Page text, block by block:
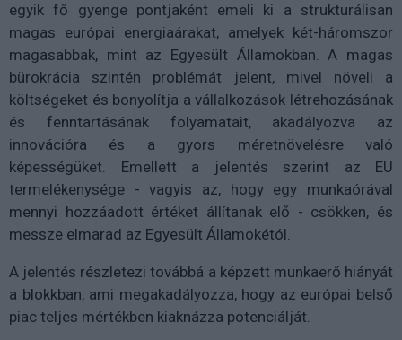
egyik fő gyenge pontjaként emeli ki a strukturálisan
magas európai energiaárakat, amelyek két-háromszor
magasabbak, mint az Egyesült Államokban. A magas
bürokrácia szintén problémát jelent, mivel növeli a
költségeket és bonyolítja a vállalkozások létrehozásának
és fenntartásának folyamatait, akadályozva az
innovációra és a gyors méretnövelésre való
képességüket. Emellett a jelentés szerint az EU
termelékenysége - vagyis az, hogy egy munkaórával
mennyi hozzáadott értéket állítanak elő - csökken, és
messze elmarad az Egyesült Államokétól.
A jelentés részletezi továbbá a képzett munkaerő hiányát
a blokkban, ami megakadályozza, hogy az európai belső
piac teljes mértékben kiaknázza potenciálját.